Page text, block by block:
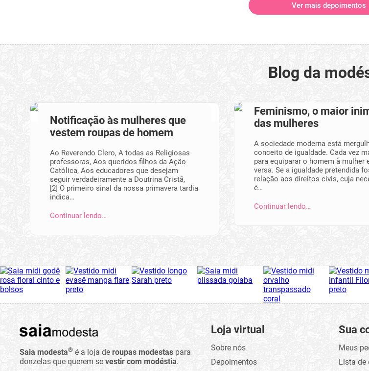
Ver mais depoimentos
Blog da
Notificação às mulheres que
vestem roupas de homem
Ao Reverendo Clero, A todas as Religiosas
professoras, Aos queridos filhos da Ação
Católica, Aos educadores que desejam
seguir verdadeiramente a Doutrina Cristã,
[2] O primeiro sinal da nossa primavera tardia
indica…
Continuar lendo…
Feminismo, o maior
das mulheres
A sociedade moderna está
conceito de igualdade. Cada vez
para equiparar o homem à mulher
versa. Se a igualdade pretendida
relação aos direitos civis, cuja
é…
Continuar lendo…
Saia modesta® é a loja de roupas modestas para
donzelas que querem se vestir com modéstia.
Loja virtual
Sobre nós
Depoimentos
Sua
Meus
Lista de